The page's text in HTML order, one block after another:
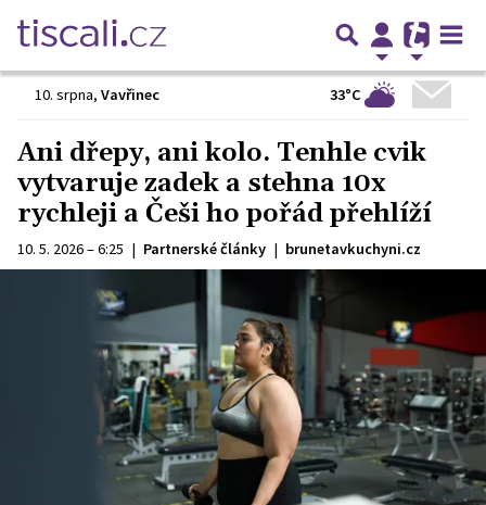
10. srpna, Vavřinec 33°C
Ani dřepy, ani kolo. Tenhle cvik
vytvaruje zadek a stehna 10x
rychleji a Češi ho pořád přehlíží
10. 5. 2026 – 6:25 | Partnerské články | brunetavkuchyni.cz